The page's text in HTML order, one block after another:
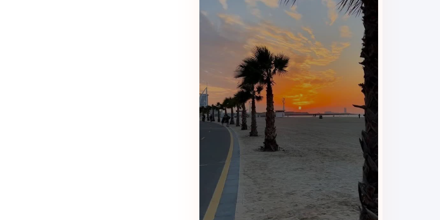
در مجموع، تنوع اتاق‌های هتل سان‌رایز در کنار قیمت مناسب آن، امکان انتخاب آسان و اقتصادی را برای مهمانان با نیازها و بودجه‌های
امکانات رفاهی و خدمات هتل سان‌رایز کیش | اقامتی راحت در قلب جزیره
هتل سان‌رایز کیش با ارائه مجموعه‌ای از امکانات رفاهی و خدمات کاربردی
گشت‌وگذار در کیش، محیطی مناسب برای استراحت و آرامش می‌خواهند.
پذیرش ۲۴ ساعته
پذیرش هتل در تمام ساعات شبانه‌روز آماده ارائه خدمات به مهمانان است و روند ورود و خروج مسافران را به‌صورت سریع و منظم انجام
تاکسی سرویس
مهمانان هتل می‌توانند برای رفت‌وآمد به مراکز خرید، ساحل و جاذبه‌های گردشگری کیش از خدمات تاکسی سرویس استفاده کنند.
لابی و فضای استراحت
لابی هتل با فضایی آرام و صمیمی، محیطی مناسب برای استراحت کوتاه، ملاقات‌های دوستانه یا انتظار فراهم می‌کند.
اینترنت وای‌فای در لابی